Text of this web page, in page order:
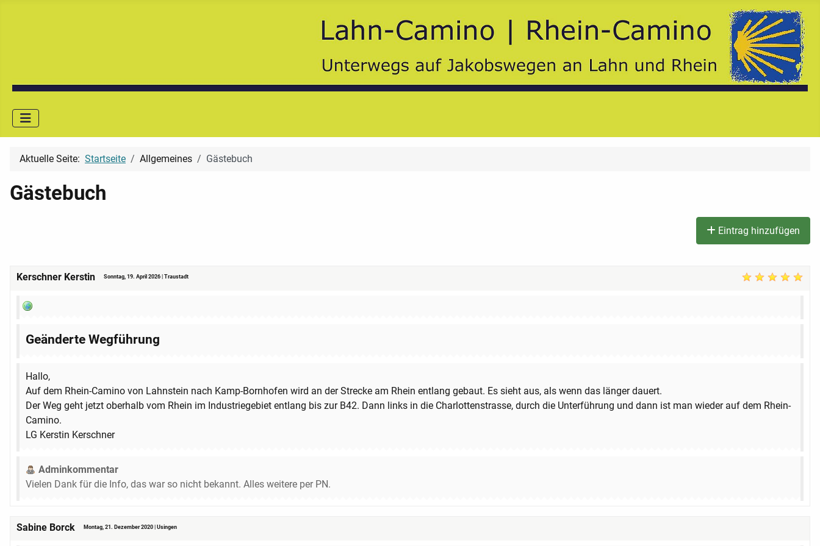
Aktuelle Seite: Startseite Allgemeines Gästebuch
Gästebuch
Eintrag hinzufügen
Kerschner Kerstin Sonntag, 19. April 2026 | Traustadt
Geänderte Wegführung
Hallo,
Auf dem Rhein-Camino von Lahnstein nach Kamp-Bornhofen wird an der Strecke am Rhein entlang gebaut. Es sieht aus, als wenn das länger dauert.
Der Weg geht jetzt oberhalb vom Rhein im Industriegebiet entlang bis zur B42. Dann links in die Charlottenstrasse, durch die Unterführung und dann ist man wieder auf dem Rhein-
Camino.
LG Kerstin Kerschner
Adminkommentar
Vielen Dank für die Info, das war so nicht bekannt. Alles weitere per PN.
Sabine Borck Montag, 21. Dezember 2020 | Usingen